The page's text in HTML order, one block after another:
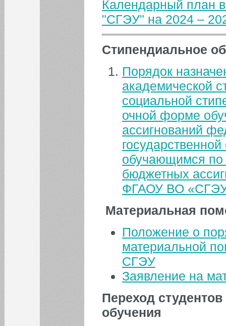
28 29 30
БИБЛИОТЕКА
Все новости
Календарный план
"СГЭУ" на 2024 –
Стипендиальное
Порядок
академической
социальной
очной форме
ассигнований
обучающимся по
бюджетных
ФГАОУ ВО
Материальная
Положение о
материальной
СГЭУ
Заявление на
Переход
обучения